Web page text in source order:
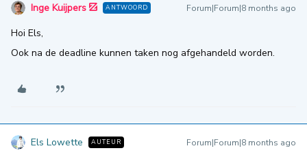
Inge Kuijpers ANTWOORD Forum|Forum|8 months ago
Hoi Els,
Ook na de deadline kunnen taken nog afgehandeld worden.
Els Lowette AUTEUR Forum|Forum|8 months ago